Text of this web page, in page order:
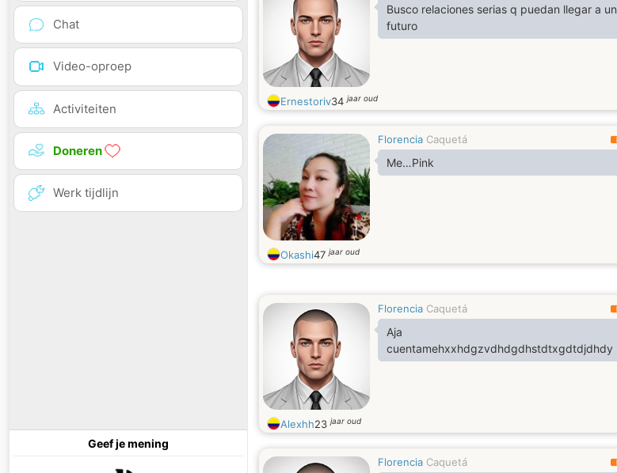
Chat
Video-oproep
Activiteiten
Doneren
Werk tijdlijn
Geef je mening
Busco relaciones serias q puedan llegar a un
futuro
Ernestoriv34jaar oud
Florencia Caquetá
Me…Pink
Okashi47jaar oud
Florencia Caquetá
Aja
cuentamehxxhdgzvdhdgdhstdtxgdtdjdhdy
Alexhh23jaar oud
Florencia Caquetá